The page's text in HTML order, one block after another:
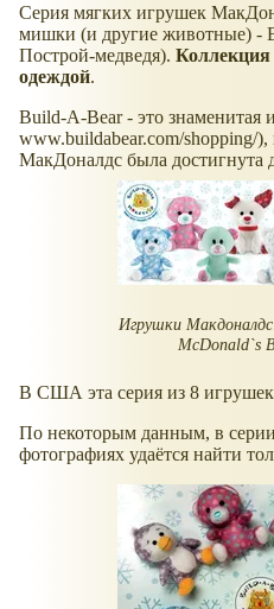
Серия мягких игрушек
мишки (и другие животные) -
Построй-медведя). Коллекция
одеждой.
Build-A-Bear - это знаменитая
www.buildabear.com/shopping/
МакДоналдс была достигнута
Игрушки
McDonald`s
В США эта серия из 8 игрушек
По некоторым данным, в
фотографиях удаётся найти